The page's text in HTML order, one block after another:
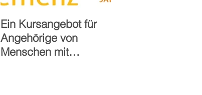
Ein Kursangebot für
Angehörige von
Menschen mit